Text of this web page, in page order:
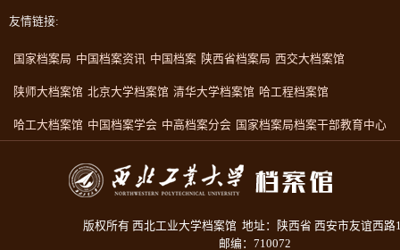
友情链接:
国家档案局 中国档案资讯 中国档案 陕西省档案局 西交大档案馆
陕师大档案馆 北京大学档案馆 清华大学档案馆 哈工程档案馆
哈工大档案馆 中国档案学会 中高档案分会 国家档案局档案干部教育中心
版权所有 西北工业大学档案馆 地址：陕西省 西安市友谊西路
邮编：710072